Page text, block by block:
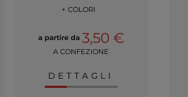
+ COLORI
a partire da 3,50 €
A CONFEZIONE
DETTAGLI